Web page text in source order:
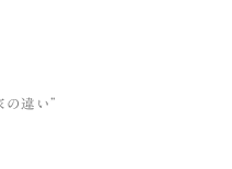
の違い”